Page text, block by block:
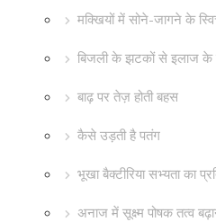
मक्खियों में सोने-जागने के
बिजली के झटकों से इलाज के
बाढ़ पर तेज़ होती बहस
कैसे उड़ती है पतंग
भूखा बैक्टीरिया सभ्यता का
अनाज में सूक्ष्म पोषक तत्व